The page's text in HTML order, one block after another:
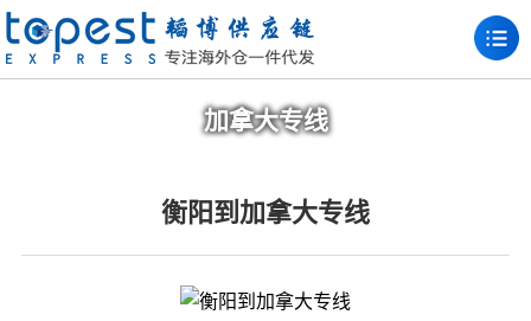
加拿大专线
衡阳到加拿大专线